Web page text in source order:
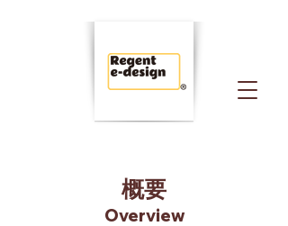
概要
Overview